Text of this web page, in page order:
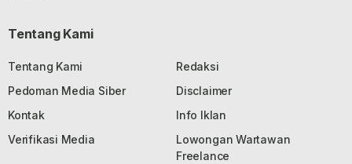
Tentang Kami
Tentang Kami
Redaksi
Pedoman Media Siber
Disclaimer
Kontak
Info Iklan
Verifikasi Media
Lowongan Wartawan
Freelance